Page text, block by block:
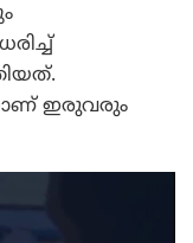
ഇരുവരും